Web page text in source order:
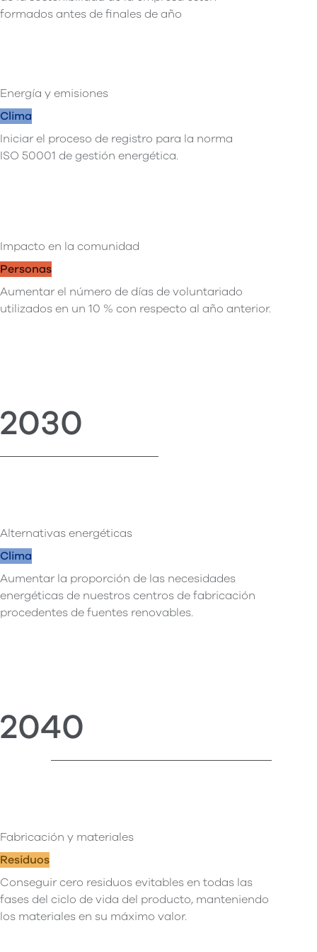
formados antes de finales de año
Energía y emisiones
Clima
Iniciar el proceso de registro para la norma
ISO 50001 de gestión energética.
Impacto en la comunidad
Personas
Aumentar el número de días de voluntariado
utilizados en un 10 % con respecto al año anterior.
2030
Alternativas energéticas
Clima
Aumentar la proporción de las necesidades
energéticas de nuestros centros de fabricación
procedentes de fuentes renovables.
Fabricación y materiales
Residuos
Conseguir cero residuos evitables en todas las
fases del ciclo de vida del producto, manteniendo
los materiales en su máximo valor.
2040